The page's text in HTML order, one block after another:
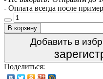
- Оплата всегда после
В корзину
Добавить в
Поделиться: